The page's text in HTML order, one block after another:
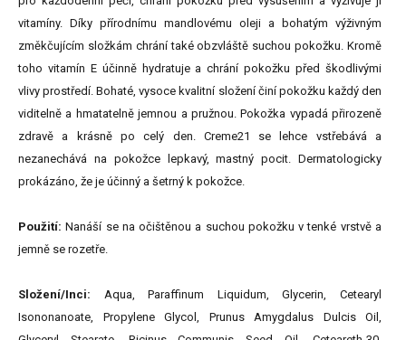
vitamíny. Díky přírodnímu mandlovému oleji a bohatým výživným
změkčujícím složkám chrání také obzvláště suchou pokožku. Kromě
toho vitamín E účinně hydratuje a chrání pokožku před škodlivými
vlivy prostředí. Bohaté, vysoce kvalitní složení činí pokožku každý den
viditelně a hmatatelně jemnou a pružnou. Pokožka vypadá přirozeně
zdravě a krásně po celý den. Creme21 se lehce vstřebává a
nezanechává na pokožce lepkavý, mastný pocit. Dermatologicky
prokázáno, že je účinný a šetrný k pokožce.
Použití: Nanáší se na očištěnou a suchou pokožku v tenké vrstvě a
jemně se rozetře.
Složení/Inci: Aqua, Paraffinum Liquidum, Glycerin, Cetearyl
Isononanoate, Propylene Glycol, Prunus Amygdalus Dulcis Oil,